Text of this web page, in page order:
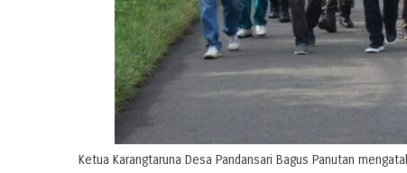
Ketua Karangtaruna Desa Pandansari Bagus Panutan